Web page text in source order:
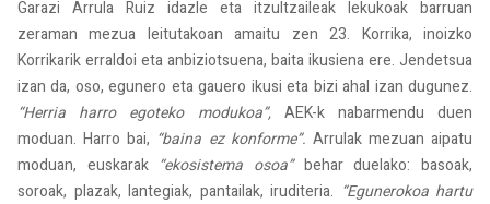
Garazi Arrula Ruiz idazle eta itzultzaileak lekukoak barruan
zeraman mezua leitutakoan amaitu zen 23. Korrika, inoizko
Korrikarik erraldoi eta anbiziotsuena, baita ikusiena ere. Jendetsua
izan da, oso, egunero eta gauero ikusi eta bizi ahal izan dugunez.
“Herria harro egoteko modukoa”,AEK-k nabarmendu duen
moduan. Harro bai, “baina ez konforme”. Arrulak mezuan aipatu
moduan, euskarak “ekosistema osoa”behar duelako: basoak,
soroak, plazak, lantegiak, pantailak, iruditeria. “Egunerokoa hartu